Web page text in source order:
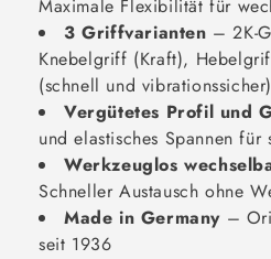
Maximale Flexibilität für
3 Griffvarianten – 2K-
Knebelgriff (Kraft),
(schnell und vibrationssicher)
Vergütetes Profil und
und elastisches Spannen
Werkzeuglos
Schneller Austausch ohne
Made in Germany –
seit 1936